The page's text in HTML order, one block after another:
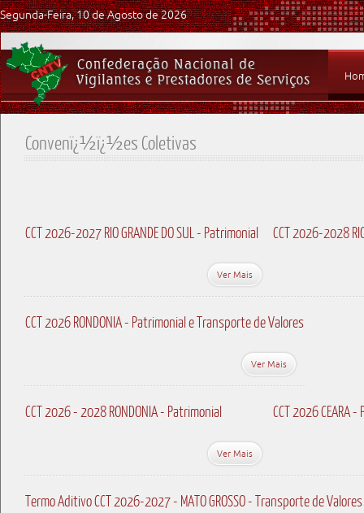
Segunda-Feira, 10 de Agosto de 2026
Convenï¿½ï¿½es Coletivas
CCT 2026-2027 RIO GRANDE DO SUL - Patrimonial
Ver Mais
CCT 2026-2028
CCT 2026 RONDONIA - Patrimonial e Transporte de Valores
Ver Mais
CCT 2026 - 2028 RONDONIA - Patrimonial
Ver Mais
CCT 2026 CEARA
Termo Aditivo CCT 2026-2027 - MATO GROSSO - Transporte de Valores